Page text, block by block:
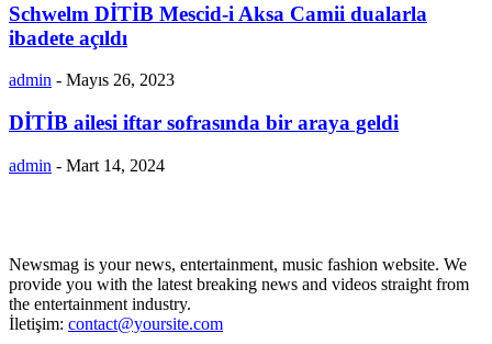
Schwelm DİTİB Mescid-i Aksa Camii dualarla
ibadete açıldı
admin - Mayıs 26, 2023
DİTİB ailesi iftar sofrasında bir araya geldi
admin - Mart 14, 2024
Newsmag is your news, entertainment, music fashion website. We
provide you with the latest breaking news and videos straight from
the entertainment industry.
İletişim: contact@yoursite.com